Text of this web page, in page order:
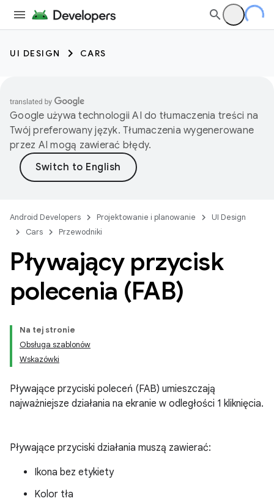
UI DESIGN CARS
Google używa technologii AI do tłumaczenia treści na
Twój preferowany język. Tłumaczenia wygenerowane
przez AI mogą zawierać błędy.
Android Developers Projektowanie i planowanie
UI Design
Cars
Przewodniki
Pływający przycisk
polecenia (FAB)
Na tej stronie
Obsługa szablonów
Wskazówki
Pływające przyciski poleceń (FAB) umieszczają
najważniejsze działania na ekranie w odległości 1 kliknięcia.
Pływające przyciski działania muszą zawierać:
Ikona bez etykiety
Kolor tła